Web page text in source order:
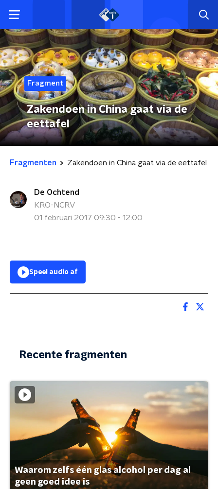
Fragment
Zakendoen in China gaat via de
eettafel
Fragmenten Zakendoen in China gaat via de eettafel
De Ochtend
KRO-NCRV
01 februari 2017 09:30 - 12:00
Speel audio af
Recente fragmenten
Waarom zelfs één glas alcohol per dag al
geen goed idee is